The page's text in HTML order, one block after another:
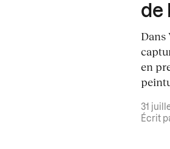
de
Dans
en
31
Écrit